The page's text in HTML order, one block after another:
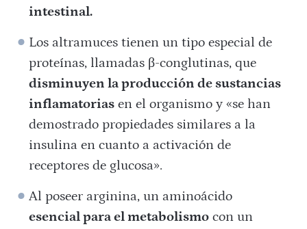
intestinal.
Los altramuces tienen un tipo especial de
proteínas, llamadas β-conglutinas, que
disminuyen la producción de sustancias
inflamatorias en el organismo y «se han
demostrado propiedades similares a la
insulina en cuanto a activación de
receptores de glucosa».
Al poseer arginina, un aminoácido
esencial para el metabolismo con un